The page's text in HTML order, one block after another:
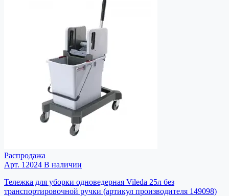
Распродажа
Арт. 12024 В наличии
Тележка для уборки одноведерная Vileda 25л без
транспортировочной ручки (артикул производителя 149098)